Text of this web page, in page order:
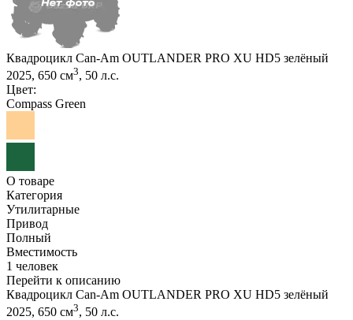
Квадроцикл Can-Am OUTLANDER PRO XU HD5 зелёный
2025, 650 см3, 50 л.с.
Цвет:
Compass Green
О товаре
Категория
Утилитарные
Привод
Полный
Вместимость
1 человек
Перейти к описанию
Квадроцикл Can-Am OUTLANDER PRO XU HD5 зелёный
2025, 650 см3, 50 л.с.